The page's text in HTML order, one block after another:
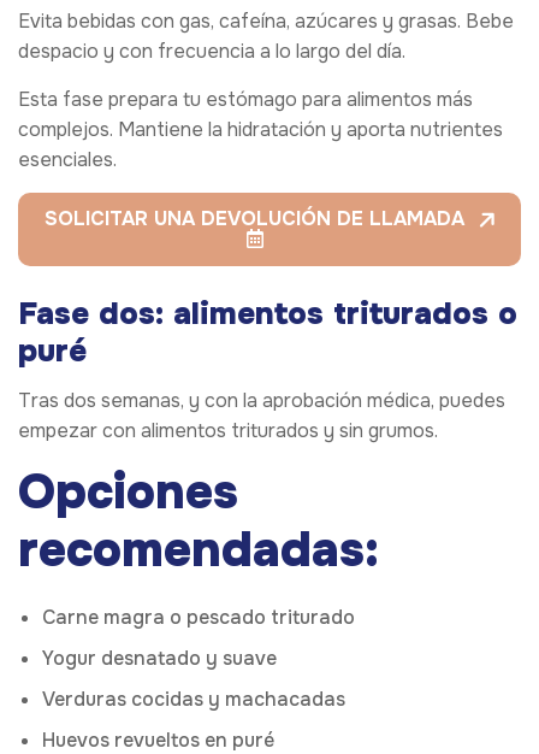
Evita bebidas con gas, cafeína, azúcares y grasas. Bebe
despacio y con frecuencia a lo largo del día.
Esta fase prepara tu estómago para alimentos más
complejos. Mantiene la hidratación y aporta nutrientes
esenciales.
SOLICITAR UNA DEVOLUCIÓN DE LLAMADA
Fase dos: alimentos triturados o
puré
Tras dos semanas, y con la aprobación médica, puedes
empezar con alimentos triturados y sin grumos.
Opciones
recomendadas:
Carne magra o pescado triturado
Yogur desnatado y suave
Verduras cocidas y machacadas
Huevos revueltos en puré